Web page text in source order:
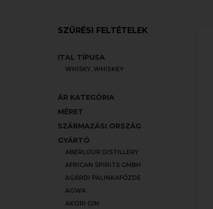
SZŰRÉSI FELTÉTELEK
ITAL TÍPUSA
WHISKY, WHISKEY
ÁR KATEGÓRIA
MÉRET
SZÁRMAZÁSI ORSZÁG
GYÁRTÓ
ABERLOUR DISTILLERY
AFRICAN SPIRITS GMBH
AGÁRDI PÁLINKAFŐZDE
AGWA
AKORI GIN